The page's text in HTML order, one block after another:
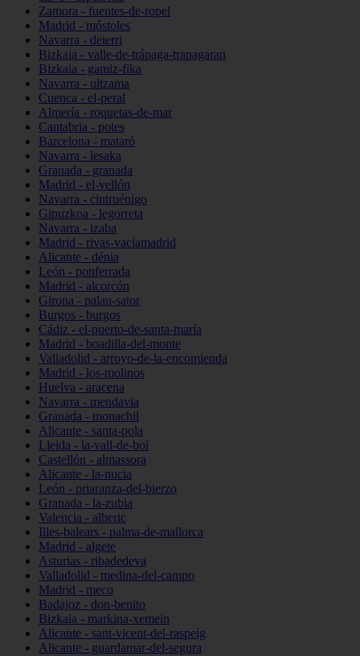
Zamora - fuentes-de-ropel
Madrid - móstoles
Navarra - deierri
Bizkaia - valle-de-trápaga-trapagaran
Bizkaia - gamiz-fika
Navarra - ultzama
Cuenca - el-peral
Almería - roquetas-de-mar
Cantabria - potes
Barcelona - mataró
Navarra - lesaka
Granada - granada
Madrid - el-vellón
Navarra - cintruénigo
Gipuzkoa - legorreta
Navarra - izaba
Madrid - rivas-vaciamadrid
Alicante - dénia
León - ponferrada
Madrid - alcorcón
Girona - palau-sator
Burgos - burgos
Cádiz - el-puerto-de-santa-maría
Madrid - boadilla-del-monte
Valladolid - arroyo-de-la-encomienda
Madrid - los-molinos
Huelva - aracena
Navarra - mendavia
Granada - monachil
Alicante - santa-pola
Lleida - la-vall-de-boí
Castellón - almassora
Alicante - la-nucia
León - priaranza-del-bierzo
Granada - la-zubia
Valencia - alberic
Illes-balears - palma-de-mallorca
Madrid - algete
Asturias - ribadedeva
Valladolid - medina-del-campo
Madrid - meco
Badajoz - don-benito
Bizkaia - markina-xemein
Alicante - sant-vicent-del-raspeig
Alicante - guardamar-del-segura